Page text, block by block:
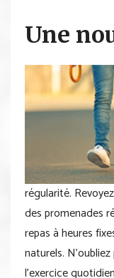
Une
régularité.
des promenades
repas à heures
naturels.
l’exercice